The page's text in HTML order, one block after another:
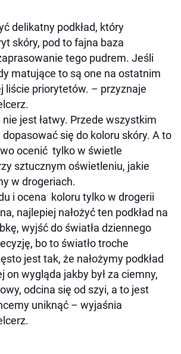
delikatny podkład, który
skóry, pod to fajna baza
tego pudrem. Jeśli
matujące to są one na ostatnim
liście priorytetów. – przyznaje
nie jest łatwy. Przede wszystkim
się do koloru skóry. A to
ocenić tylko w świetle
sztucznym oświetleniu, jakie
w drogeriach.
i ocena koloru tylko w drogerii
najlepiej nałożyć ten podkład na
wyjść do światła dziennego
bo to światło troche
jest tak, że nałożymy podkład
on wygląda jakby był za ciemny,
odcina się od szyi, a to jest
uniknąć – wyjaśnia